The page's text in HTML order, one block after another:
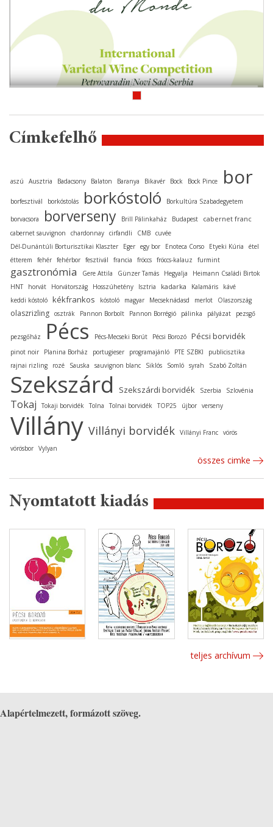
Címkefelhő
aszú Ausztria Badacsony Balaton Baranya Bikavér Bock Bock Pince bor
borfesztivál borkóstolás borkóstoló Borkultúra Szabadegyetem
borvacsora borverseny Brill Pálinkaház Budapest cabernet franc
cabernet sauvignon chardonnay cirfandli CMB cuvée
Dél-Dunántúli Borturisztikai Klaszter
Eger egy bor Enoteca Corso Etyeki Kúria
étel
étterem
fehér fehérbor fesztivál francia fröccs fröccs-kalauz furmint
gasztronómia Gere Attila Günzer Tamás Hegyalja
Heimann Családi Birtok
HNT
horvát Horvátország Hosszúhetény Isztria kadarka Kalamáris
kávé
keddi kóstoló kékfrankos kóstoló magyar Mecseknádasd merlot Olaszország
olaszrizling osztrák Pannon Borbolt Pannon Borrégió pálinka pályázat pezsgő
pezsgőház Pécs Pécs-Mecseki Borút Pécsi Borozó Pécsi borvidék
pinot noir Planina Borház portugieser programajánló PTE SZBKI
publicisztika
rajnai rizling
rozé Sauska sauvignon blanc Siklós Somló syrah Szabó Zoltán
Szekszárd Szekszárdi borvidék Szerbia Szlovénia
Tokaj Tokaji borvidék Tolna Tolnai borvidék TOP25 újbor verseny
Villány Villányi borvidék Villányi Franc vörös
vörösbor Vylyan
összes cimke
Nyomtatott kiadás
teljes archívum
Alapértelmezett, formázott szöveg.